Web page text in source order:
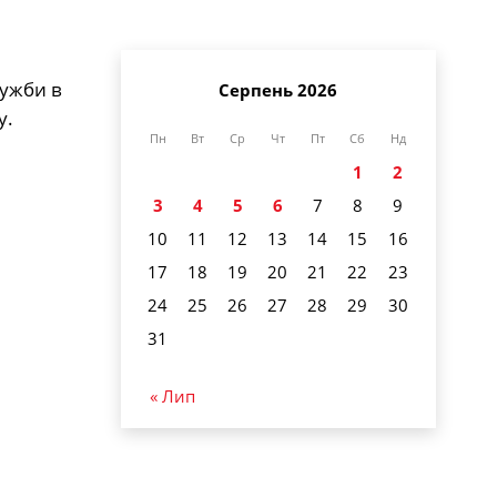
в
Серпень 2026
Пн Вт Ср Чт Пт Сб Нд
1
2
3
4 5 6 7 8
9
10
11 12 13 14 15
16
17
18 19 20 21 22
23
24
25 26 27 28 29
30
31
« Лип